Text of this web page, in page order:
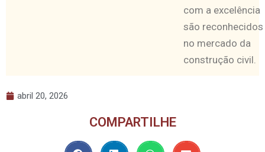
com a excelência
são reconhecidos
no mercado da
construção civil.
abril 20, 2026
COMPARTILHE